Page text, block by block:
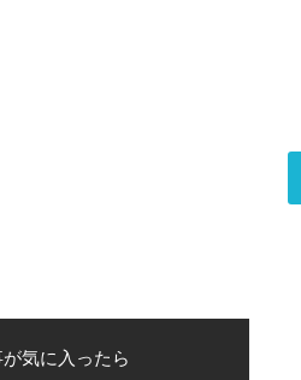
気に入ったら